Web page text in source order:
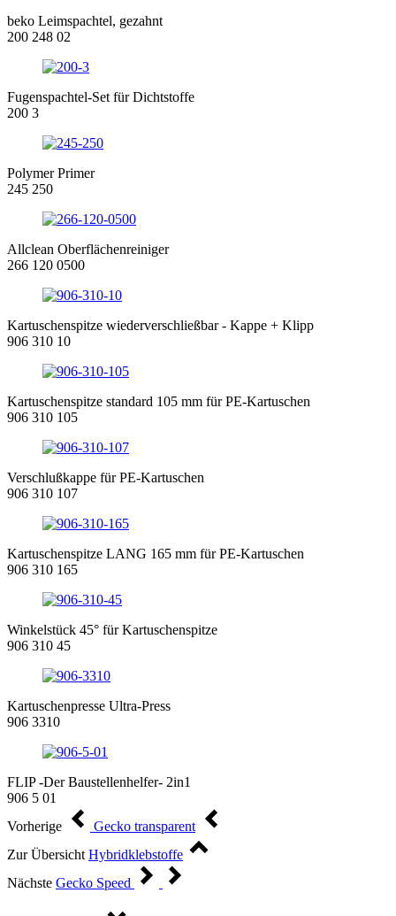
beko Leimspachtel, gezahnt
200 248 02
Fugenspachtel-Set für Dichtstoffe
200 3
Polymer Primer
245 250
Allclean Oberflächenreiniger
266 120 0500
Kartuschenspitze wiederverschließbar - Kappe + Klipp
906 310 10
Kartuschenspitze standard 105 mm für PE-Kartuschen
906 310 105
Verschlußkappe für PE-Kartuschen
906 310 107
Kartuschenspitze LANG 165 mm für PE-Kartuschen
906 310 165
Winkelstück 45° für Kartuschenspitze
906 310 45
Kartuschenpresse Ultra-Press
906 3310
FLIP -Der Baustellenhelfer- 2in1
906 5 01
Vorherige
Gecko transparent
Zur Übersicht Hybridklebstoffe
Nächste Gecko Speed